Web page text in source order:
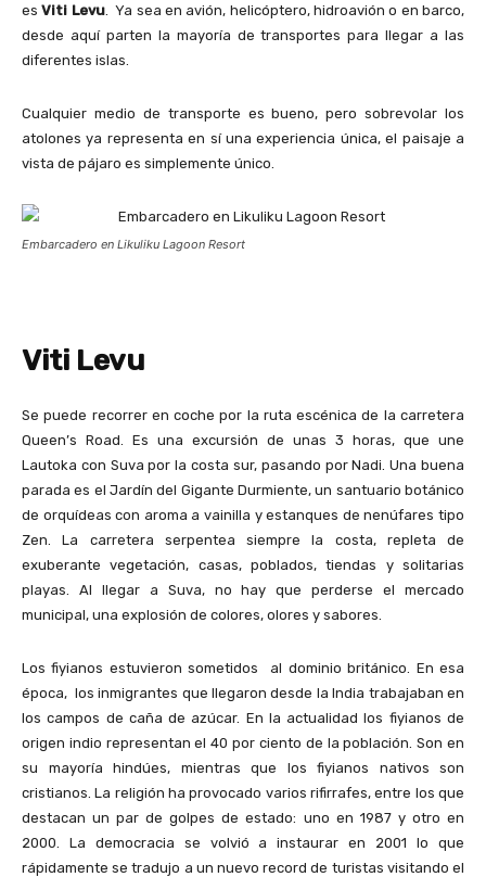
esViti Levu. Ya sea en avión, helicóptero, hidroavión o en barco,
desde aquí parten la mayoría de transportes para llegar a las
diferentes islas.
Cualquier medio de transporte es bueno, pero sobrevolar los
atolones ya representa en sí una experiencia única, el paisaje a
vista de pájaro es simplemente único.
Embarcadero en Likuliku Lagoon Resort
Viti Levu
Se puede recorrer en coche por la ruta escénica de la carretera
Queen’s Road. Es una excursión de unas 3 horas, que une
Lautoka con Suva por la costa sur, pasando por Nadi. Una buena
parada es el Jardín del Gigante Durmiente, un santuario botánico
de orquídeas con aroma a vainilla y estanques de nenúfares tipo
Zen. La carretera serpentea siempre la costa, repleta de
exuberante vegetación, casas, poblados, tiendas y solitarias
playas. Al llegar a Suva, no hay que perderse el mercado
municipal, una explosión de colores, olores y sabores.
Los fiyianos estuvieron sometidos al dominio británico. En esa
época, los inmigrantes que llegaron desde la India trabajaban en
los campos de caña de azúcar. En la actualidad los fiyianos de
origen indio representan el 40 por ciento de la población. Son en
su mayoría hindúes, mientras que los fiyianos nativos son
cristianos. La religión ha provocado varios rifirrafes, entre los que
destacan un par de golpes de estado: uno en 1987 y otro en
2000. La democracia se volvió a instaurar en 2001 lo que
rápidamente se tradujo a un nuevo record de turistas visitando el